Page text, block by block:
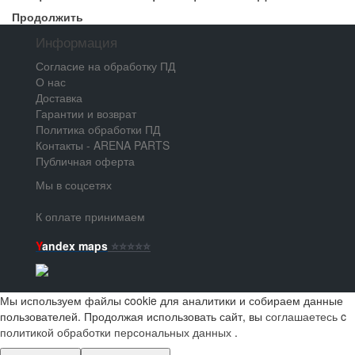
Продолжить
Информация
Согласие на обработку ПД
О нас
Доставка
Гарантии и возврат
Политика обработки ПД
Контакты - ARENA PARTS
Публичная оферта
Мы в соцсетях
К оплате принимаем
Yandex maps ⭐️⭐️⭐️⭐️⭐️
Мы используем файлы cookie для аналитики и собираем данные
пользователей. Продолжая использовать сайт, вы соглашаетесь c
политикой обработки персональных данных .